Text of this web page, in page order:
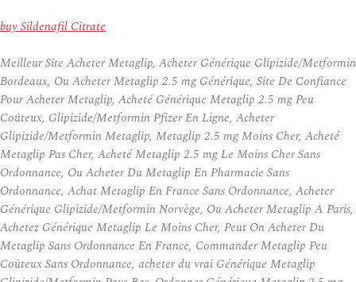
buy Sildenafil Citrate
Meilleur Site Acheter Metaglip, Acheter Générique Glipizide/Metformin
Bordeaux, Ou Acheter Metaglip 2.5 mg Générique, Site De Confiance
Pour Acheter Metaglip, Acheté Générique Metaglip 2.5 mg Peu
Coûteux, Glipizide/Metformin Pfizer En Ligne, Acheter
Glipizide/Metformin Metaglip, Metaglip 2.5 mg Moins Cher, Acheté
Metaglip Pas Cher, Acheté Metaglip 2.5 mg Le Moins Cher Sans
Ordonnance, Ou Acheter Du Metaglip En Pharmacie Sans
Ordonnance, Achat Metaglip En France Sans Ordonnance, Acheter
Générique Glipizide/Metformin Norvège, Ou Acheter Metaglip A Paris,
Achetez Générique Metaglip Le Moins Cher, Peut On Acheter Du
Metaglip Sans Ordonnance En France, Commander Metaglip Peu
Coûteux Sans Ordonnance, acheter du vrai Générique Metaglip